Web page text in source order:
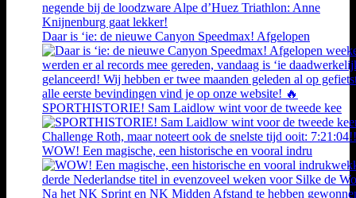
Daar is ‘ie: de nieuwe Canyon Speedmax! Afgelopen
SPORTHISTORIE! Sam Laidlow wint voor de tweede kee
WOW! Een magische, een historische en vooral indru